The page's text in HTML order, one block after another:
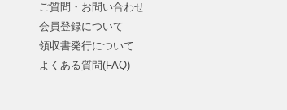
ご質問・お問い合わせ
会員登録について
領収書発行について
よくある質問(FAQ)